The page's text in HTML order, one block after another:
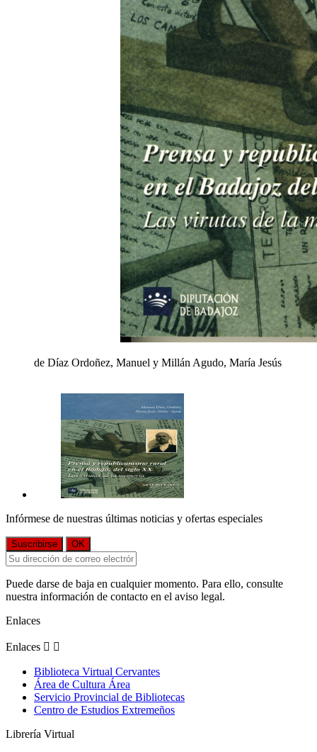
de Díaz Ordoñez, Manuel y Millán Agudo, María Jesús
Infórmese de nuestras últimas noticias y ofertas especiales
Puede darse de baja en cualquier momento. Para ello, consulte
nuestra información de contacto en el aviso legal.
Enlaces
Enlaces  
Biblioteca Virtual Cervantes
Área de Cultura Área
Servicio Provincial de Bibliotecas
Centro de Estudios Extremeños
Librería Virtual